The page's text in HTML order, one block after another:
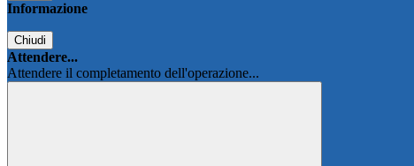
Informazione
Chiudi
Attendere...
Attendere il completamento dell'operazione...